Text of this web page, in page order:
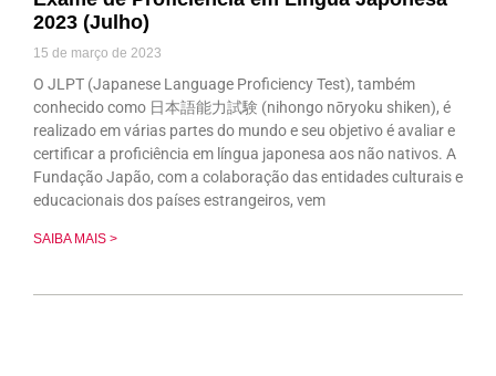
2023 (Julho)
15 de março de 2023
O JLPT (Japanese Language Proficiency Test), também
conhecido como 日本語能力試験 (nihongo nōryoku shiken), é
realizado em várias partes do mundo e seu objetivo é avaliar e
certificar a proficiência em língua japonesa aos não nativos. A
Fundação Japão, com a colaboração das entidades culturais e
educacionais dos países estrangeiros, vem
SAIBA MAIS >